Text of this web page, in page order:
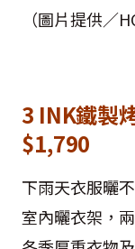
（圖片提供／
3 INK鐵製
$1,790
下雨天衣服曬
室內曬衣架，